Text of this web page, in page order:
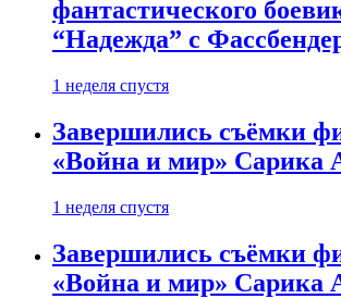
фантастического
“Надежда” с
1 неделя спустя
Завершились съёмки
«Война и мир» Сарика
1 неделя спустя
Завершились съёмки
«Война и мир» Сарика